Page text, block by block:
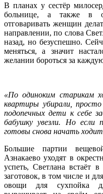
В планах у сестёр
больнице, а также в
отговаривать женщин
направлении, по слова
назад, но безуспешно.
меняться, а значит
желании бороться за
«По одиноким старикам
квартиры убирали,
подопечных дети к себе
бабушку увезли. Но если
готовы снова начать
Большие партии
Азнакаево уходят в
успеть, Светлана встаёт
заготовок, в том числе и
овощи для сухпойка